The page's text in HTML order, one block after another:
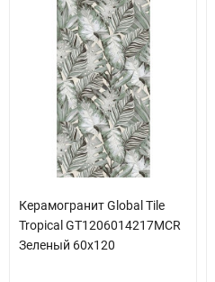
Керамогранит Global Tile
Tropical GT1206014217MCR
Зеленый 60x120